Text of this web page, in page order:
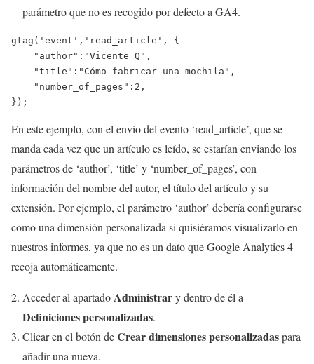
parámetro que no es recogido por defecto a GA4.
gtag('event','read_article', {
    "author":"Vicente Q",
    "title":"Cómo fabricar una mochila",
    "number_of_pages":2,
});
En este ejemplo, con el envío del evento ‘read_article’, que se
manda cada vez que un artículo es leído, se estarían enviando los
parámetros de ‘author’, ‘title’ y ‘number_of_pages’, con
información del nombre del autor, el título del artículo y su
extensión. Por ejemplo, el parámetro ‘author’ debería configurarse
como una dimensión personalizada si quisiéramos visualizarlo en
nuestros informes, ya que no es un dato que Google Analytics 4
recoja automáticamente.
Acceder al apartado Administrary dentro de él a
Definiciones personalizadas.
Clicar en el botón deCrear dimensiones personalizadaspara
añadir una nueva.